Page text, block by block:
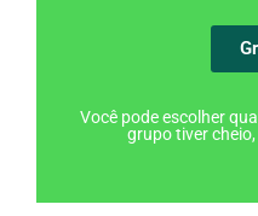
Você pode escolher
grupo tiver